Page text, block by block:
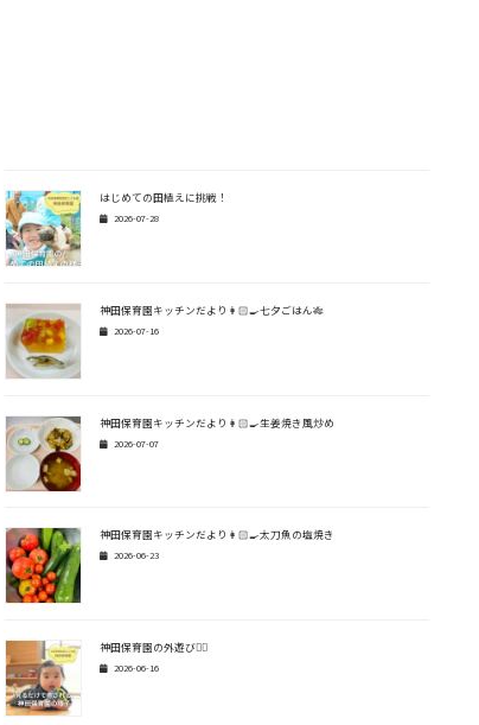
はじめての田植えに挑戦！
2026-07-28
神田保育園キッチンだより👩🏻‍🍳七夕ごはん🎋
2026-07-16
神田保育園キッチンだより👩🏻‍🍳生姜焼き風炒め
2026-07-07
神田保育園キッチンだより👩🏻‍🍳太刀魚の塩焼き
2026-06-23
神田保育園の外遊び🏃‍♂️
2026-06-16